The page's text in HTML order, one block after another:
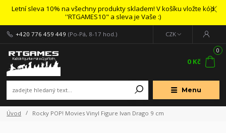
Letní sleva 10% na všechny produkty skladem! V košíku vložte kód
''RTGAMES10" a sleva je Vaše :)
Menu
CZK
+420 776 459 449 (Po-Pá, 8-17 hod.)
0
0 Kč
Úvod Rocky POP! Movies Vinyl Figure Ivan Drago 9 cm